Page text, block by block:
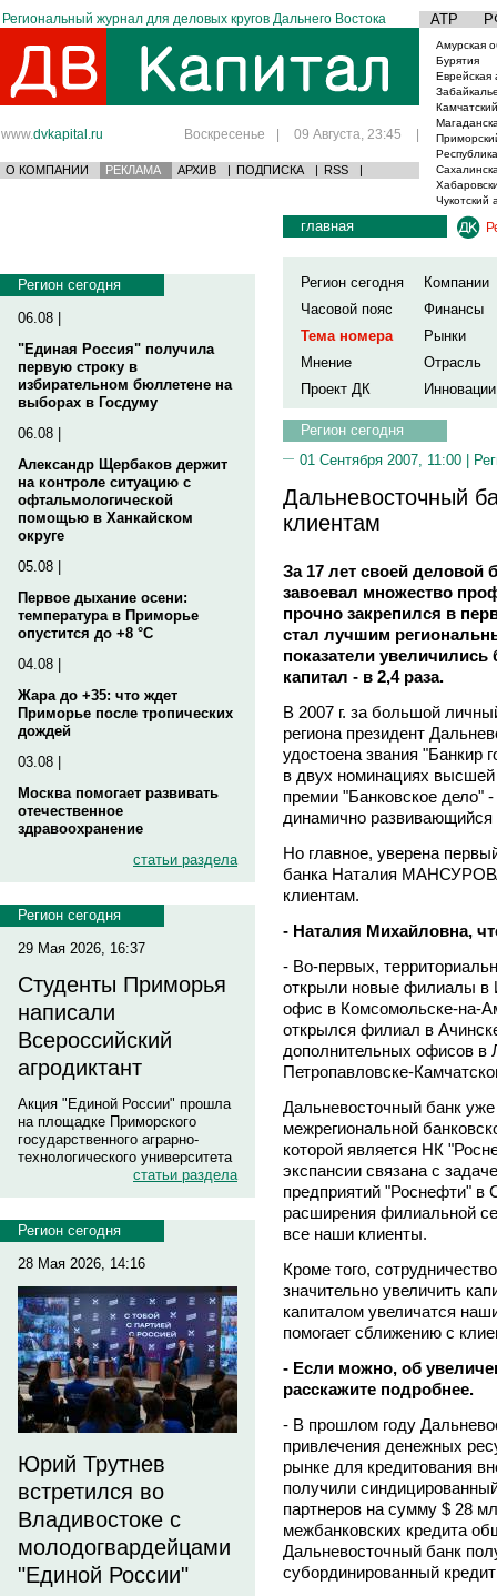
Региональный журнал для деловых кругов Дальнего Востока АТР
www.dvkapital.ru Воскресенье | 09 Августа, 23:45 |
О КОМПАНИИ РЕКЛАМА АРХИВ | ПОДПИСКА | RSS |
Амурская
Бурятия
Еврейская
Чукотский
Регион сегодня
06.08 |
"Единая Россия" получила
первую строку в
избирательном бюллетене на
выборах в Госдуму
06.08 |
Александр Щербаков держит
на контроле ситуацию с
офтальмологической
помощью в Ханкайском
округе
05.08 |
Первое дыхание осени:
температура в Приморье
опустится до +8 °C
04.08 |
Жара до +35: что ждет
Приморье после тропических
дождей
03.08 |
Москва помогает развивать
отечественное
здравоохранение
статьи раздела
Регион сегодня
29 Мая 2026, 16:37
Студенты Приморья
написали
Всероссийский
агродиктант
Акция "Единой России" прошла
на площадке Приморского
государственного аграрно-
технологического университета
статьи раздела
Регион сегодня
28 Мая 2026, 14:16
Юрий Трутнев
встретился во
Владивостоке с
молодогвардейцами
"Единой России"
главная
Регион сегодня
Компании
Часовой пояс
Финансы
Тема номера
Рынки
Мнение
Отрасль
Проект ДК
Инновации
Регион сегодня
01 Сентября 2007, 11:00 |
Дальневосточный
клиентам
За 17 лет своей деловой
завоевал множество
прочно закрепился в
стал лучшим
показатели увеличились
капитал - в 2,4 раза.
В 2007 г. за большой
региона президент
удостоена звания "Банкир
в двух номинациях высшей
премии "Банковское дело"
динамично развивающийся
Но главное, уверена
банка Наталия
клиентам.
- Наталия Михайловна,
- Во-первых,
открыли новые филиалы в
офис в Комсомольске-на-
открылся филиал в
дополнительных офисов в
Петропавловске-
Дальневосточный банк уже
межрегиональной
которой является НК
экспансии связана с
предприятий "Роснефти" в
расширения филиальной
все наши клиенты.
Кроме того,
значительно увеличить
капиталом увеличатся
помогает сближению с
- Если можно, об
расскажите подробнее.
- В прошлом году
привлечения денежных
рынке для кредитования
получили
партнеров на сумму $ 28
межбанковских кредита
Дальневосточный банк
субординированный